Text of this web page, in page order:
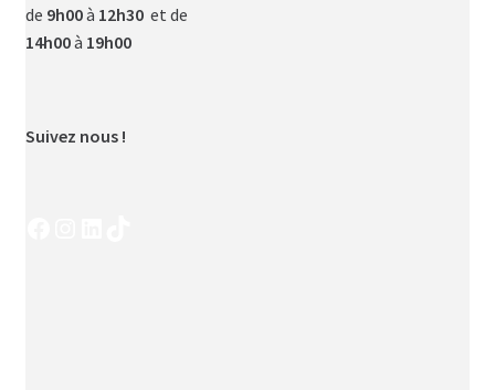
de 9h00à 12h30 et de
14h00à 19h00
Suivez nous !